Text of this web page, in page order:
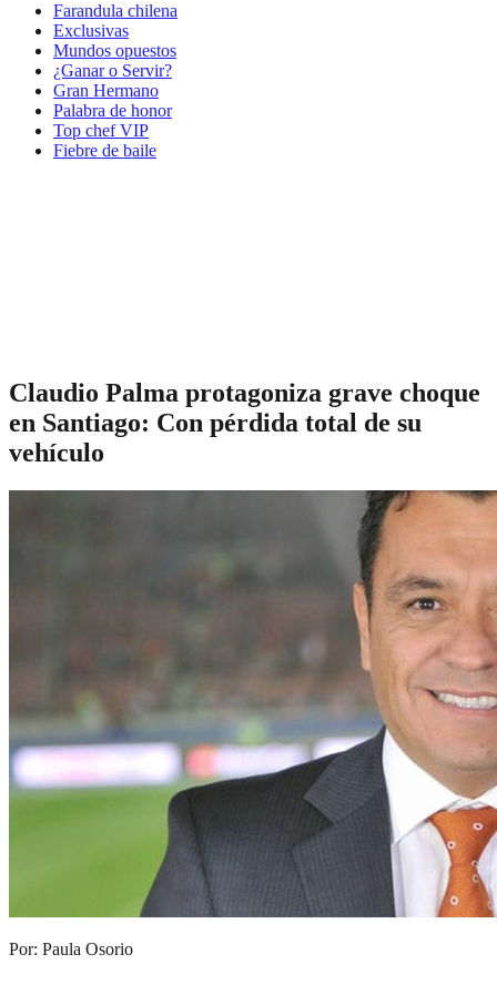
Farandula chilena
Exclusivas
Mundos opuestos
¿Ganar o Servir?
Gran Hermano
Palabra de honor
Top chef VIP
Fiebre de baile
Claudio Palma protagoniza grave choque
en Santiago: Con pérdida total de su
vehículo
Por: Paula Osorio